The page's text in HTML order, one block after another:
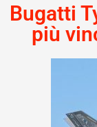
Bugatti
più